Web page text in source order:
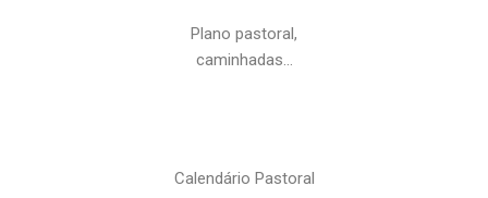
Plano pastoral,
caminhadas…
Calendário Pastoral